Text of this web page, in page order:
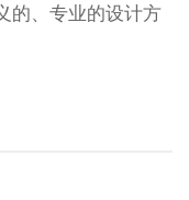
的、专业的设计方